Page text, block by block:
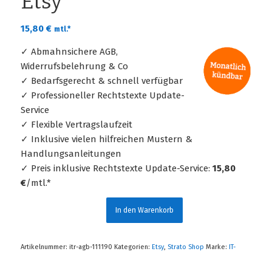
15,80€ mtl.*
✓ Abmahnsichere AGB,
Widerrufsbelehrung & Co
✓ Bedarfsgerecht & schnell verfügbar
✓ Professioneller Rechtstexte Update-
Service
✓ Flexible Vertragslaufzeit
✓ Inklusive vielen hilfreichen Mustern &
Handlungsanleitungen
✓ Preis inklusive Rechtstexte Update-Service: 15,80
€/mtl.*
In den Warenkorb
Artikelnummer: itr-agb-111190 Kategorien: Etsy, Strato Shop Marke: IT-